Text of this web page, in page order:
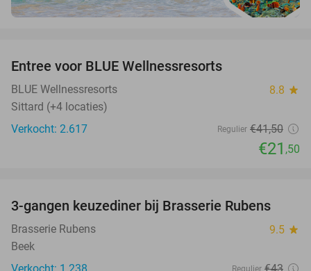
Entree voor BLUE Wellnessresorts
BLUE Wellnessresorts 8.8 star
Sittard (+4 locaties)
Verkocht: 2.617
Regulier €41,50
€21 ,50
42%
3-gangen keuzediner bij Brasserie Rubens
Brasserie Rubens 9.5 star
Beek
Regulier